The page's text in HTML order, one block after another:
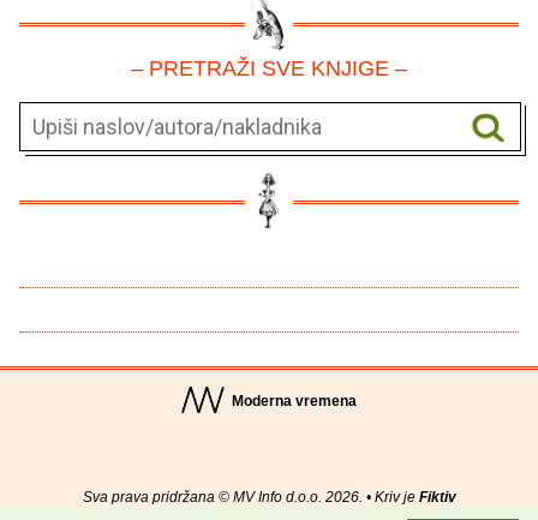
– PRETRAŽI SVE KNJIGE –
Moderna vremena
Sva prava pridržana © MV Info d.o.o. 2026. • Kriv je Fiktiv